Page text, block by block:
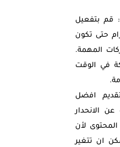
قم بتفعيل
حتى تكون
المهمة.
في الوقت
افضل
عن الانحدار
لأن
ان تتغير